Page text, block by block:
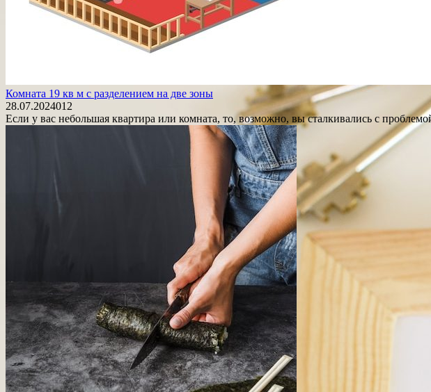
Комната 19 кв м с разделением на две зоны
28.07.2024012
Если у вас небольшая квартира или комната, то, возможно, вы сталкивались с